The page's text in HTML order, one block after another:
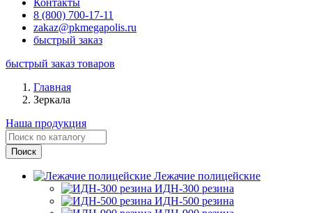
Контакты
8 (800) 700-17-11
zakaz@pkmegapolis.ru
быстрый заказ
быстрый заказ товаров
Главная
Зеркала
Наша продукция
Лежачие полицейские
ИДН-300 резина
ИДН-500 резина